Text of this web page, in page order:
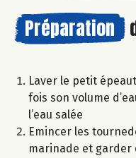
Préparation
Laver le petit
fois son volume
l’eau salée
Emincer les
marinade et garder